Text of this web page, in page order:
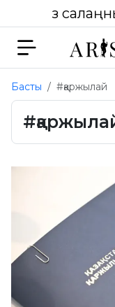
Өз
Басты #қаржылай